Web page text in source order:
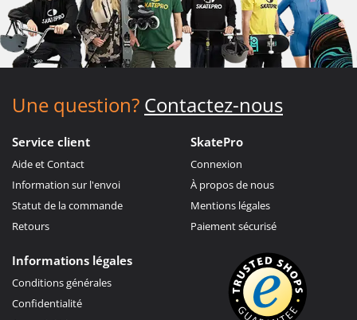
Une question? Contactez-nous
Service client
Aide et Contact
Information sur l'envoi
Statut de la commande
Retours
SkatePro
Connexion
À propos de nous
Mentions légales
Paiement sécurisé
Informations légales
Conditions générales
Confidentialité